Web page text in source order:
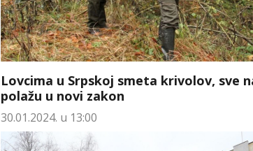
Lovcima u Srpskoj smeta krivolov, sve
polažu u novi zakon
30.01.2024. u 13:00